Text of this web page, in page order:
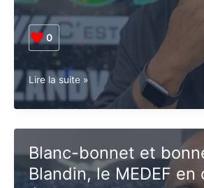
Entre crises politiques, alliances
ouverts… Qui sortira vainqueur de ces
2026
Qui
Abonnez-vous à la Newsletter
manquer !
E-mail*
l'accord de